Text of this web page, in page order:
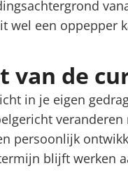
wel een oppepper
van de
in je eigen
persoonlijk
blijft werken